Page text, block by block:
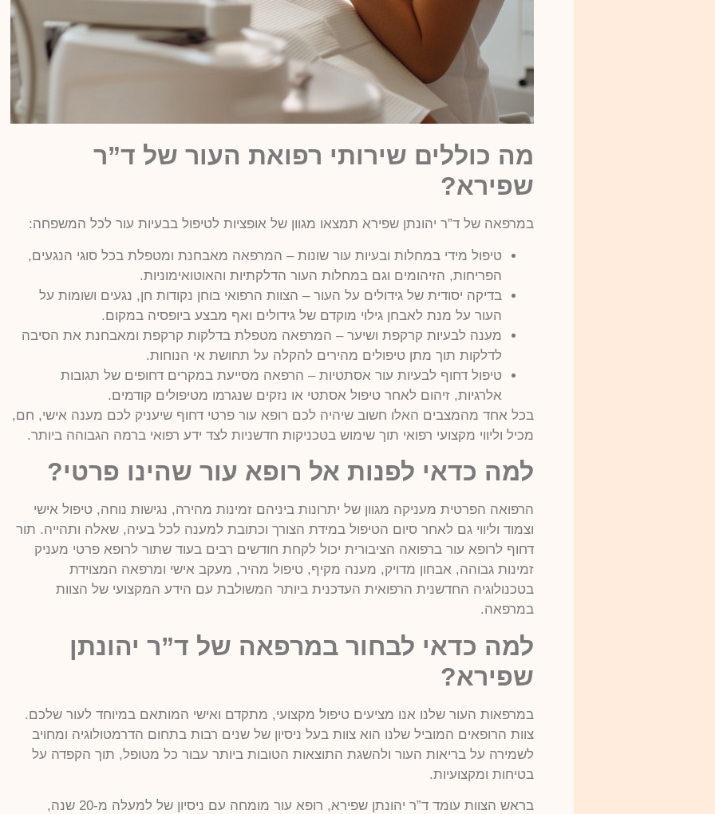
מה כוללים שירותי רפואת העור של ד”ר
שפירא?
במרפאה של ד”ר יהונתן שפירא תמצאו מגוון של אופציות לטיפול בבעיות עור לכל המשפחה:
טיפול מידי במחלות ובעיות עור שונות – המרפאה מאבחנת ומטפלת בכל סוגי הנגעים,
הפריחות, הזיהומים וגם במחלות העור הדלקתיות והאוטואימוניות.
בדיקה יסודית של גידולים על העור – הצוות הרפואי בוחן נקודות חן, נגעים ושומות על
העור על מנת לאבחן גילוי מוקדם של גידולים ואף מבצע ביופסיה במקום.
מענה לבעיות קרקפת ושיער – המרפאה מטפלת בדלקות קרקפת ומאבחנת את הסיבה
לדלקות תוך מתן טיפולים מהירים להקלה על תחושת אי הנוחות.
טיפול דחוף לבעיות עור אסתטיות – הרפאה מסייעת במקרים דחופים של תגובות
אלרגיות, זיהום לאחר טיפול אסתטי או נזקים שנגרמו מטיפולים קודמים.
בכל אחד מהמצבים האלו חשוב שיהיה לכם רופא עור פרטי דחוף שיעניק לכם מענה אישי, חם,
מכיל וליווי מקצועי רפואי תוך שימוש בטכניקות חדשניות לצד ידע רפואי ברמה הגבוהה ביותר.
למה כדאי לפנות אל רופא עור שהינו פרטי?
הרפואה הפרטית מעניקה מגוון של יתרונות ביניהם זמינות מהירה, נגישות נוחה, טיפול אישי
וצמוד וליווי גם לאחר סיום הטיפול במידת הצורך וכתובת למענה לכל בעיה, שאלה ותהייה. תור
דחוף לרופא עור ברפואה הציבורית יכול לקחת חודשים רבים בעוד שתור לרופא פרטי מעניק
זמינות גבוהה, אבחון מדויק, מענה מקיף, טיפול מהיר, מעקב אישי ומרפאה המצוידת
בטכנולוגיה החדשנית הרפואית העדכנית ביותר המשולבת עם הידע המקצועי של הצוות
במרפאה.
למה כדאי לבחור במרפאה של ד”ר יהונתן
שפירא?
במרפאות העור שלנו אנו מציעים טיפול מקצועי, מתקדם ואישי המותאם במיוחד לעור שלכם.
צוות הרופאים המוביל שלנו הוא צוות בעל ניסיון של שנים רבות בתחום הדרמטולוגיה ומחויב
לשמירה על בריאות העור ולהשגת התוצאות הטובות ביותר עבור כל מטופל, תוך הקפדה על
בטיחות ומקצועיות.
בראש הצוות עומד ד”ר יהונתן שפירא, רופא עור מומחה עם ניסיון של למעלה מ-20 שנה,